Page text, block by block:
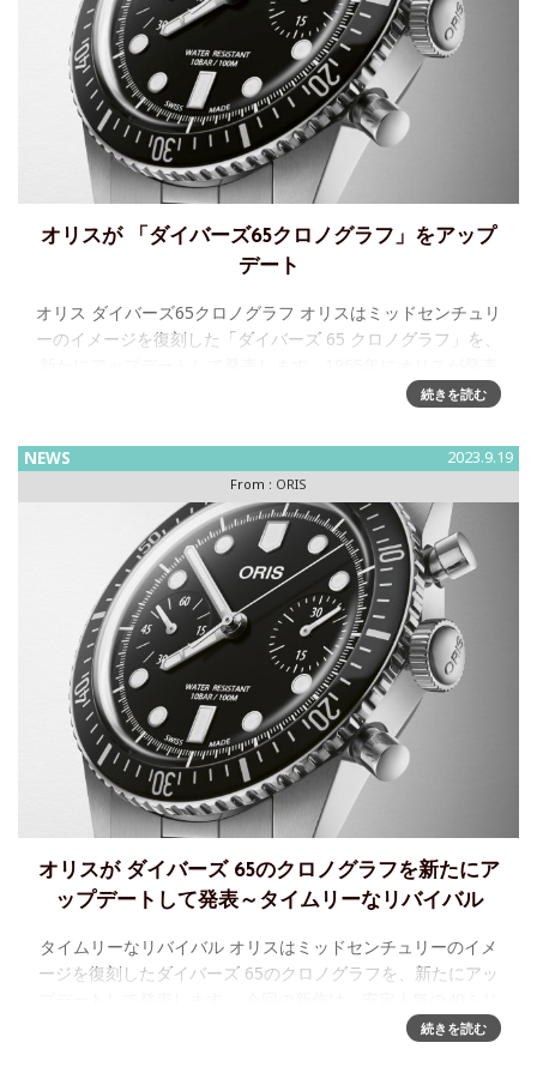
オリスが 「ダイバーズ65クロノグラフ」をアップ
デート
オリス ダイバーズ65クロノグラフ オリスはミッドセンチュリ
ーのイメージを復刻した「ダイバーズ 65 クロノグラフ」を、
した最初のダイバーズウオッチの復刻デザインで人気
続きを読む
NEWS 2023.9.19
From : ORIS
オリスが ダイバーズ 65のクロノグラフを新たにア
ップデートして発表～タイムリーなリバイバル
タイムリーなリバイバル オリスはミッドセンチュリーのイメ
ージを復刻したダイバーズ 65のクロノグラフを、新たにアッ
径のケースに、洗練されたモノクロームデザインのダイア
続きを読む